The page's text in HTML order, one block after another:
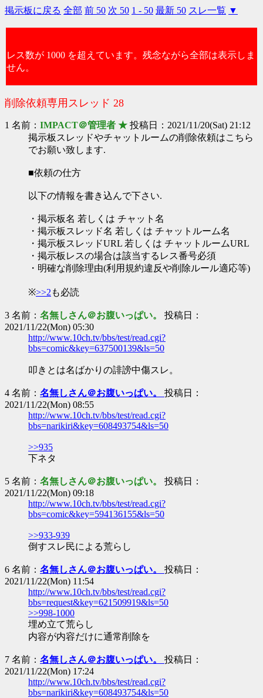
掲示板に戻る 全部 前 50 次 50 1 - 50 最新 50 スレ一覧 ▼
レス数が 1000 を超えています。残念ながら全部は表示しま
せん。
削除依頼専用スレッド 28
1 名前： IMPACT＠管理者 ★ 投稿日：2021/11/20(Sat) 21:12
掲示板スレッドやチャットルームの削除依頼はこちら
でお願い致します.
■依頼の仕方
以下の情報を書き込んで下さい.
・掲示板名 若しくは チャット名
・掲示板スレッド名 若しくは チャットルーム名
・掲示板スレッドURL 若しくは チャットルームURL
・掲示板レスの場合は該当するレス番号必須
・明確な削除理由(利用規約違反や削除ルール適応等)
※>>2 も必読
3 名前： 名無しさん＠お腹いっぱい。 投稿日：
2021/11/22(Mon) 05:30
http://www.10ch.tv/bbs/test/read.cgi?
bbs=comic&key=637500139&ls=50
叩きとは名ばかりの誹謗中傷スレ。
4 名前： 名無しさん＠お腹いっぱい。 投稿日：
2021/11/22(Mon) 08:55
http://www.10ch.tv/bbs/test/read.cgi?
bbs=narikiri&key=608493754&ls=50
>>935
下ネタ
5 名前： 名無しさん＠お腹いっぱい。 投稿日：
2021/11/22(Mon) 09:18
http://www.10ch.tv/bbs/test/read.cgi?
bbs=comic&key=594136155&ls=50
>>933-939
倒すスレ民による荒らし
6 名前： 名無しさん＠お腹いっぱい。 投稿日：
2021/11/22(Mon) 11:54
http://www.10ch.tv/bbs/test/read.cgi?
bbs=request&key=621509919&ls=50
>>998-1000
埋め立て荒らし
内容が内容だけに通常削除を
7 名前： 名無しさん＠お腹いっぱい。 投稿日：
2021/11/22(Mon) 17:24
http://www.10ch.tv/bbs/test/read.cgi?
bbs=narikiri&key=608493754&ls=50